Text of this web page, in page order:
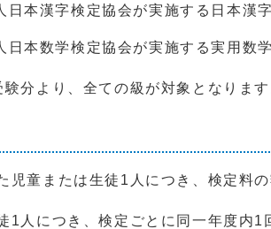
日本漢字検定協会が実施する日本漢
日本数学検定協会が実施する実用数
より、全ての級が対象となります
童または生徒1人につき、検定料の
人につき、検定ごとに同一年度内1